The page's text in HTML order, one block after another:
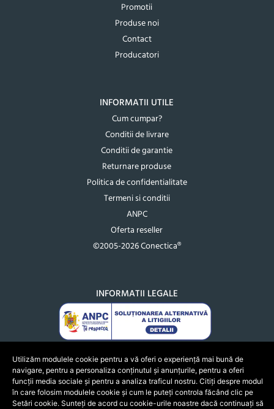
Promotii
Produse noi
Contact
Producatori
INFORMATII UTILE
Cum cumpar?
Conditii de livrare
Conditii de garantie
Returnare produse
Politica de confidentialitate
Termeni si conditii
ANPC
Oferta reseller
©2005-2026 Conectica®
INFORMATII LEGALE
Utilizăm modulele cookie pentru a vă oferi o experiență mai bună de
navigare, pentru a personaliza conținutul și anunțurile, pentru a oferi
funcții media sociale și pentru a analiza traficul nostru. Citiți despre modul
în care folosim modulele cookie și cum le puteți controla făcând clic pe
Setări cookie. Sunteți de acord cu cookie-urile noastre dacă continuați să